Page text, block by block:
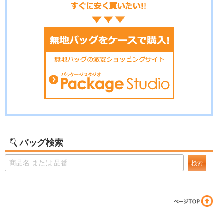
バッグ検索
検索